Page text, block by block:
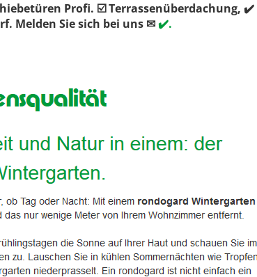
Profi. ☑️ Terrassenüberdachung,
Melden Sie sich bei uns ✉✔️.